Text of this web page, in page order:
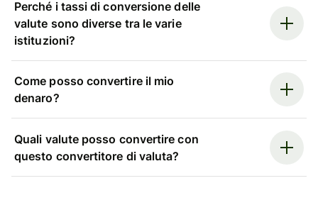
Perché i tassi di conversione delle
valute sono diverse tra le varie
istituzioni?
Come posso convertire il mio
denaro?
Quali valute posso convertire con
questo convertitore di valuta?